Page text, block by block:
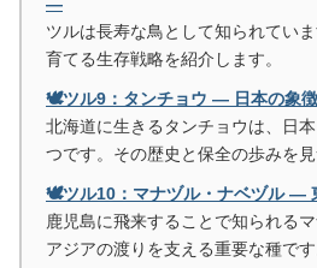
―
ツルは長寿な鳥として知られてい
育てる生存戦略を紹介します。
🕊️ツル9：タンチョウ ― 日本の象
北海道に生きるタンチョウは、日
つです。その歴史と保全の歩みを見
🕊️ツル10：マナヅル・ナベヅル ―
鹿児島に飛来することで知られる
アジアの渡りを支える重要な種です